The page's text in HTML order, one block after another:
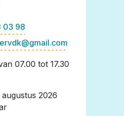
03 98
07.00 tot 17.30
2026